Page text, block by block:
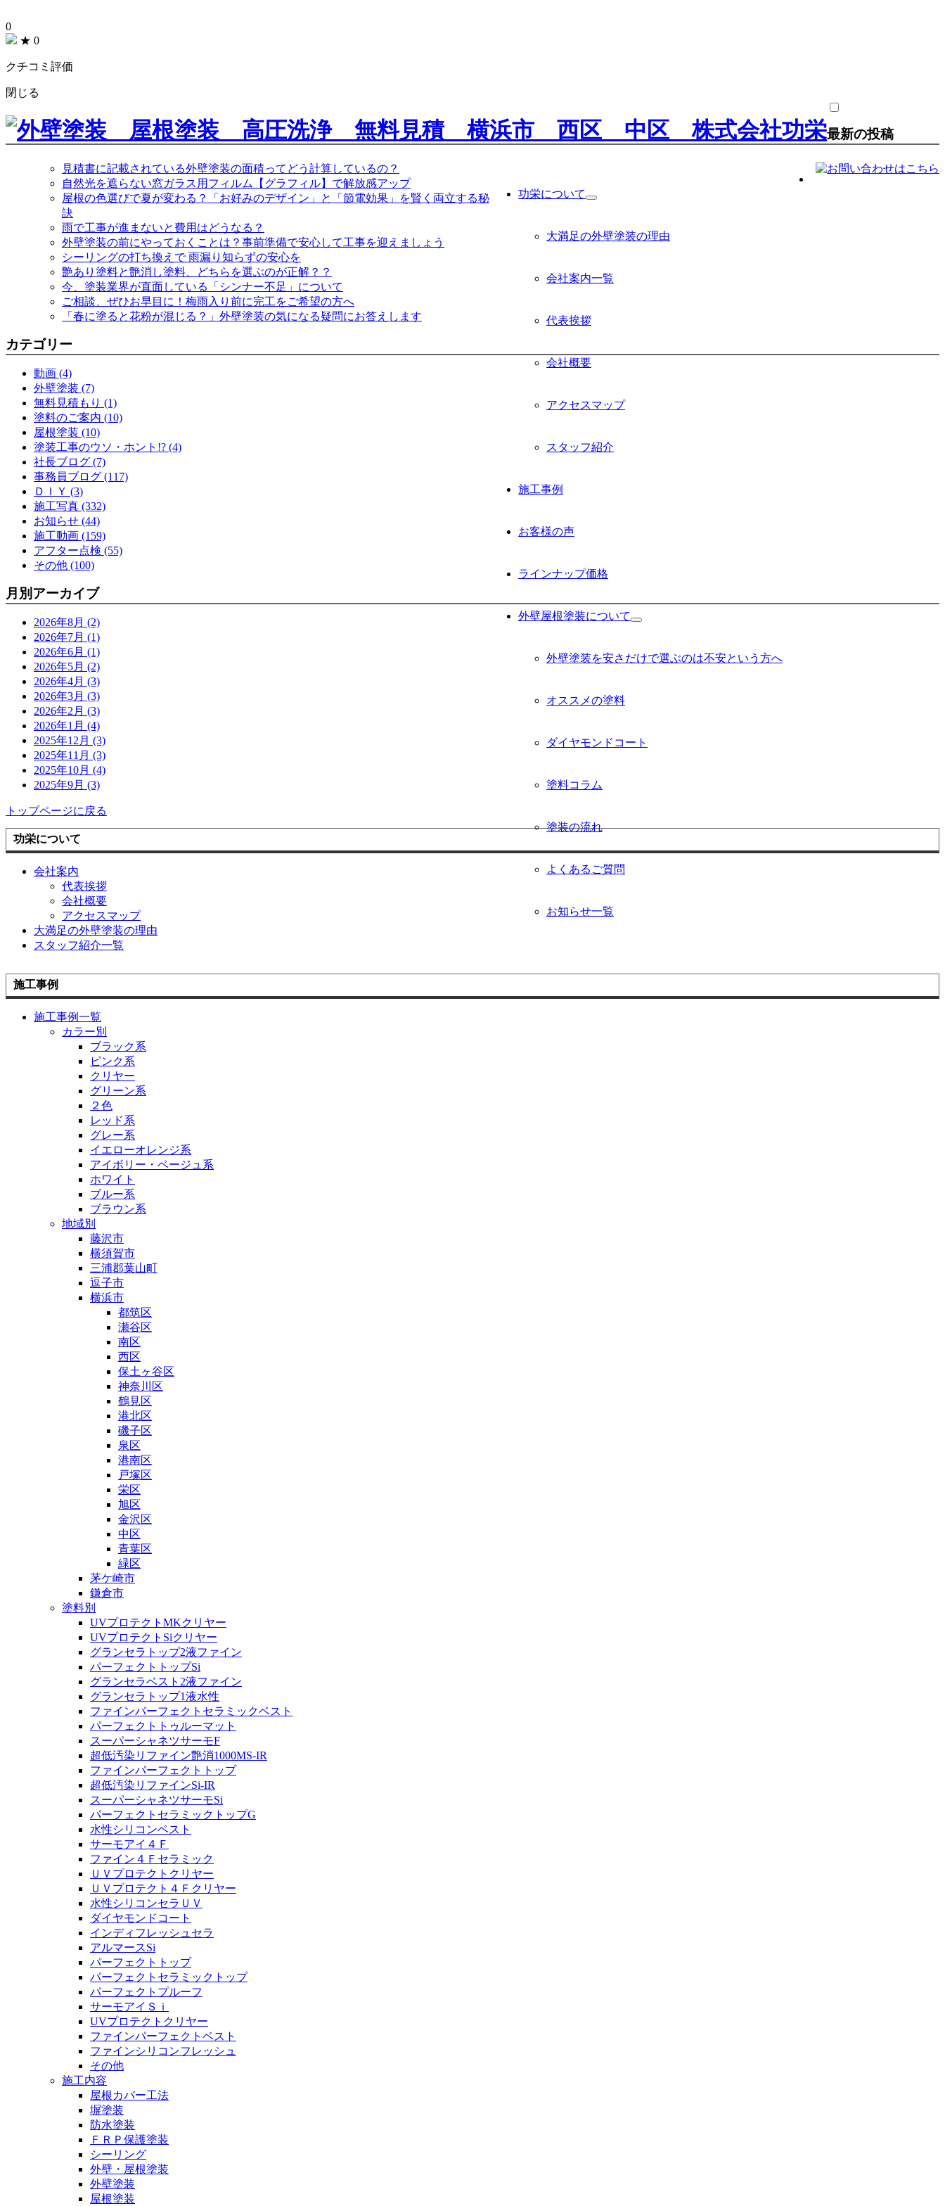
0
★ 0
クチコミ評価
閉じる
功栄について
サ
ニ
を
大満足の外壁塗装の理由
会社案内一覧
代表挨拶
会社概要
アクセスマップ
スタッフ紹介
施工事例
お客様の声
ラインナップ価格
外壁屋根塗装について
サ
ニ
外壁塗装を安さだけで選ぶのは不安という方へ
オススメの塗料
ダイヤモンドコート
塗料コラム
塗装の流れ
よくあるご質問
お知らせ一覧
最新の投稿
見積書に記載されている外壁塗装の面積ってどう計算しているの？
自然光を遮らない窓ガラス用フィルム【グラフィル】で解放感アップ
屋根の色選びで夏が変わる？「お好みのデザイン」と「節電効果」を賢く両立する秘
訣
雨で工事が進まないと費用はどうなる？
外壁塗装の前にやっておくことは？事前準備で安心して工事を迎えましょう
シーリングの打ち換えで 雨漏り知らずの安心を
艶あり塗料と艶消し塗料、どちらを選ぶのが正解？？
今、塗装業界が直面している「シンナー不足」について
ご相談、ぜひお早目に！梅雨入り前に完工をご希望の方へ
「春に塗ると花粉が混じる？」外壁塗装の気になる疑問にお答えします
カテゴリー
動画 (4)
外壁塗装 (7)
無料見積もり (1)
塗料のご案内 (10)
屋根塗装 (10)
塗装工事のウソ・ホント!? (4)
社長ブログ (7)
事務員ブログ (117)
ＤＩＹ (3)
施工写真 (332)
お知らせ (44)
施工動画 (159)
アフター点検 (55)
その他 (100)
月別アーカイブ
2026年8月 (2)
2026年7月 (1)
2026年6月 (1)
2026年5月 (2)
2026年4月 (3)
2026年3月 (3)
2026年2月 (3)
2026年1月 (4)
2025年12月 (3)
2025年11月 (3)
2025年10月 (4)
2025年9月 (3)
トップページに戻る
功栄について
会社案内
代表挨拶
会社概要
アクセスマップ
大満足の外壁塗装の理由
スタッフ紹介一覧
施工事例
施工事例一覧
カラー別
ブラック系
ピンク系
クリヤー
グリーン系
２色
レッド系
グレー系
イエローオレンジ系
アイボリー・ベージュ系
ホワイト
ブルー系
ブラウン系
地域別
藤沢市
横須賀市
三浦郡葉山町
逗子市
横浜市
都筑区
瀬谷区
南区
西区
保土ヶ谷区
神奈川区
鶴見区
港北区
磯子区
泉区
港南区
戸塚区
栄区
旭区
金沢区
中区
青葉区
緑区
茅ケ崎市
鎌倉市
塗料別
UVプロテクトMKクリヤー
UVプロテクトSiクリヤー
グランセラトップ2液ファイン
パーフェクトトップSi
グランセラベスト2液ファイン
グランセラトップ1液水性
ファインパーフェクトセラミックベスト
パーフェクトトゥルーマット
スーパーシャネツサーモF
超低汚染リファイン艶消1000MS-IR
ファインパーフェクトトップ
超低汚染リファインSi-IR
スーパーシャネツサーモSi
パーフェクトセラミックトップG
水性シリコンベスト
サーモアイ４Ｆ
ファイン４Ｆセラミック
ＵＶプロテクトクリヤー
ＵＶプロテクト４Ｆクリヤー
水性シリコンセラＵＶ
ダイヤモンドコート
インディフレッシュセラ
アルマースSi
パーフェクトトップ
パーフェクトセラミックトップ
パーフェクトプルーフ
サーモアイＳｉ
UVプロテクトクリヤー
ファインパーフェクトベスト
ファインシリコンフレッシュ
その他
施工内容
屋根カバー工法
塀塗装
防水塗装
ＦＲＰ保護塗装
シーリング
外壁・屋根塗装
外壁塗装
屋根塗装